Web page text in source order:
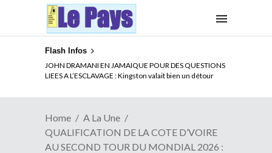
Flash Infos
JOHN DRAMANI EN JAMAIQUE POUR DES QUESTIONS
LIEES A L’ESCLAVAGE : Kingston valait bien un détour
ELECTION DE TALON A LA TETE DU SENAT BENINOIS :
Quand Patrice quitte le pouvoir sans partir !
Home
A La Une
QUALIFICATION DE LA COTE D’VOIRE
AU SECOND TOUR DU MONDIAL 2026 :